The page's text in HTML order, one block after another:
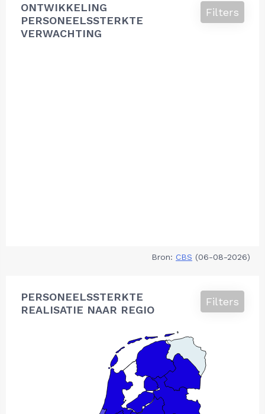
ONTWIKKELING
PERSONEELSSTERKTE
VERWACHTING
Filters
Bron: CBS (06-08-2026)
PERSONEELSSTERKTE
REALISATIE NAAR REGIO
Filters